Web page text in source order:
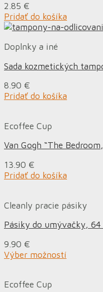
2.85 €
Pridať do košíka
Doplnky a iné
Sada kozmetických
8.90 €
Pridať do košíka
Ecoffee Cup
Van Gogh “The
13.90 €
Pridať do košíka
Cleanly pracie pásiky
Pásiky do umývačky, 64
9.90 €
Výber možností
Ecoffee Cup